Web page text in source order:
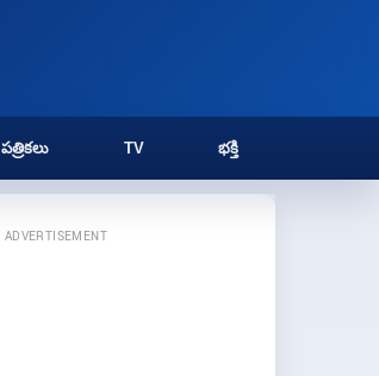
పత్రికలు TV భక్తి
ADVERTISEMENT